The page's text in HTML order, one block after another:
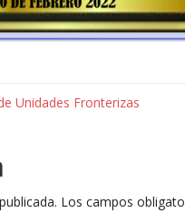
Unidades Fronterizas
Los campos